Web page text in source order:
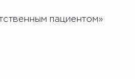
пациентом»